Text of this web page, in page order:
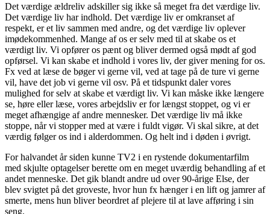
Det værdige ældreliv adskiller sig ikke så meget fra det værdige liv.
Det værdige liv har indhold. Det værdige liv er omkranset af
respekt, er et liv sammen med andre, og det værdige liv oplever
imødekommenhed. Mange af os er selv med til at skabe os et
værdigt liv. Vi opfører os pænt og bliver dermed også mødt af god
opførsel. Vi kan skabe et indhold i vores liv, der giver mening for os.
Fx ved at læse de bøger vi gerne vil, ved at tage på de ture vi gerne
vil, have det job vi gerne vil osv. På et tidspunkt daler vores
mulighed for selv at skabe et værdigt liv. Vi kan måske ikke længere
se, høre eller læse, vores arbejdsliv er for længst stoppet, og vi er
meget afhængige af andre mennesker. Det værdige liv må ikke
stoppe, når vi stopper med at være i fuldt vigør. Vi skal sikre, at det
værdig følger os ind i alderdommen. Og helt ind i døden i øvrigt.
For halvandet år siden kunne TV2 i en rystende dokumentarfilm
med skjulte optagelser berette om en meget uværdig behandling af et
andet menneske. Det gik blandt andre ud over 90-årige Else, der
blev svigtet på det groveste, hvor hun fx hænger i en lift og jamrer af
smerte, mens hun bliver beordret af plejere til at lave afføring i sin
seng.